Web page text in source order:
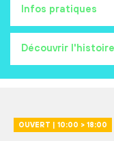
Infos pratiques
Découvrir l'histoire
OUVERT | 10:00 > 18:00